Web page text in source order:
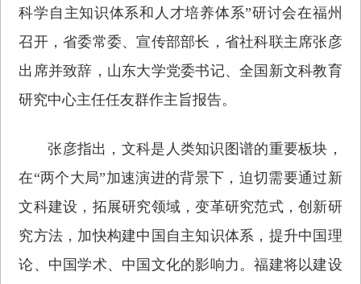
科学自主知识体系和人才培养体系”研讨会在福州
召开，省委常委、宣传部部长，省社科联主席张彦
出席并致辞，山东大学党委书记、全国新文科教育
研究中心主任任友群作主旨报告。
张彦指出，文科是人类知识图谱的重要板块，
在“两个大局”加速演进的背景下，迫切需要通过新
文科建设，拓展研究领域，变革研究范式，创新研
究方法，加快构建中国自主知识体系，提升中国理
论、中国学术、中国文化的影响力。福建将以建设